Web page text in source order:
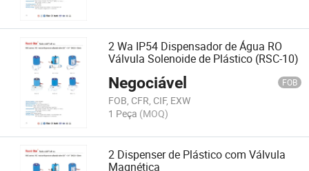
2 Wa IP54 Dispensador de Água RO
Válvula Solenoide de Plástico (RSC-10)
Negociável FOB
FOB, CFR, CIF, EXW
1 Peça (MOQ)
2 Dispenser de Plástico com Válvula
Magnética